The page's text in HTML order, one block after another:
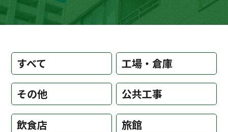
すべて 工場・倉庫
その他 公共工事
飲食店 旅館